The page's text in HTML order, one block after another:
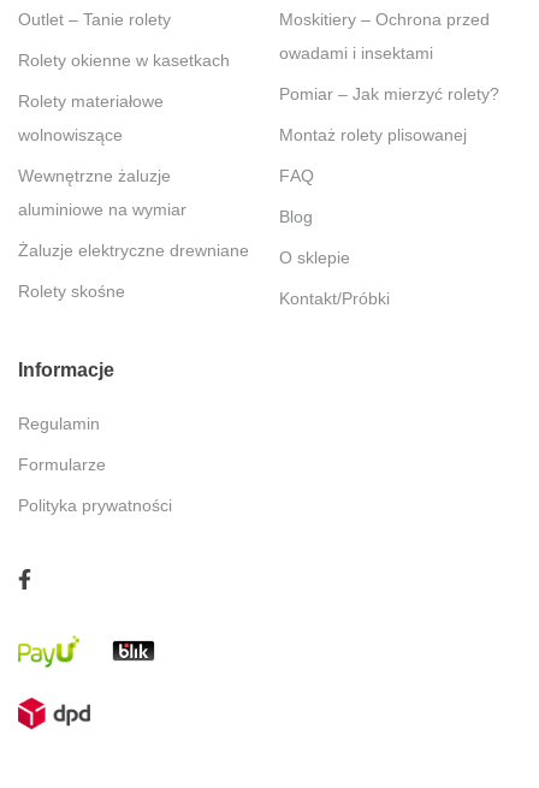
Outlet – Tanie rolety
Rolety okienne w kasetkach
Rolety materiałowe
wolnowiszące
Wewnętrzne żaluzje
aluminiowe na wymiar
Żaluzje elektryczne drewniane
Rolety skośne
Moskitiery – Ochrona przed
owadami i insektami
Pomiar – Jak mierzyć rolety?
Montaż rolety plisowanej
FAQ
Blog
O sklepie
Kontakt/Próbki
Informacje
Regulamin
Formularze
Polityka prywatności